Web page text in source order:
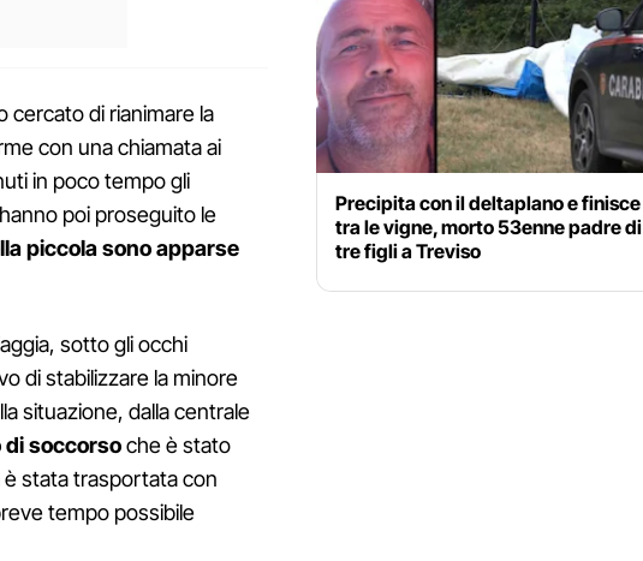
cercato di rianimare la
con una chiamata ai
in poco tempo gli
poi proseguito le
piccola sono apparse
sotto gli occhi
di stabilizzare la minore
situazione, dalla centrale
soccorsoche è stato
stata trasportata con
tempo possibile
Precipita con il deltaplano e finisce
tra le vigne, morto 53enne padre di
tre figli a Treviso